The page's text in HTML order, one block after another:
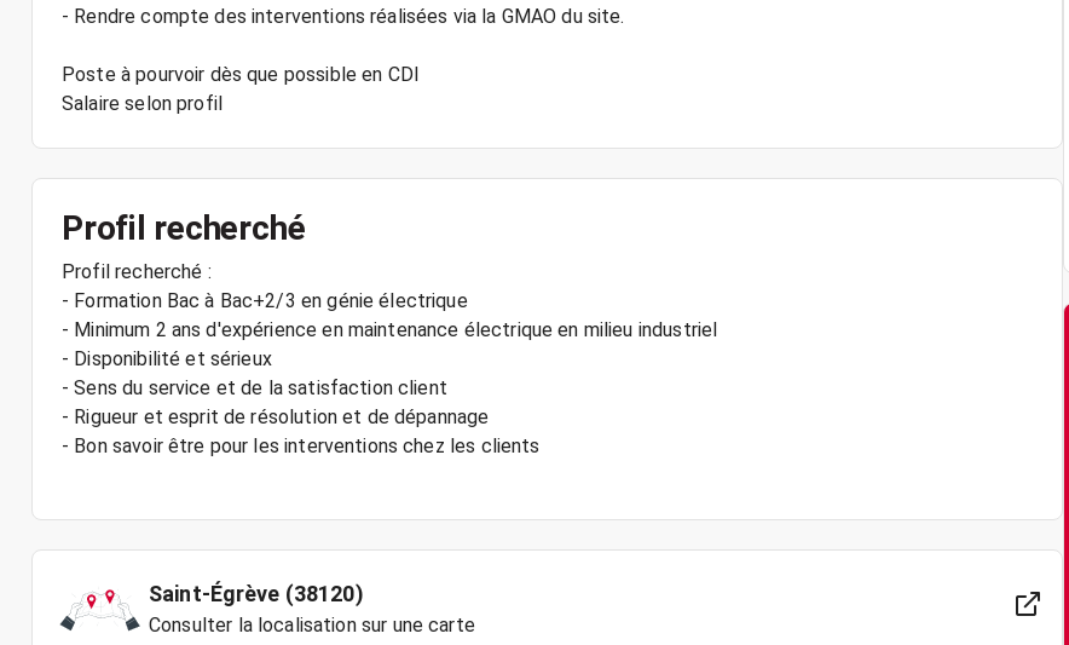
- Rendre compte des interventions réalisées via la GMAO du site.
Poste à pourvoir dès que possible en CDI
Profil recherché
Profil recherché :
- Formation Bac à Bac+2/3 en génie électrique
- Minimum 2 ans d'expérience en maintenance électrique en milieu industriel
- Disponibilité et sérieux
- Sens du service et de la satisfaction client
- Rigueur et esprit de résolution et de dépannage
- Bon savoir être pour les interventions chez les clients
Saint-Égrève (38120)
Consulter la localisation sur une carte